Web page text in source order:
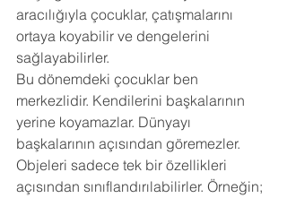
aracılığıyla çocuklar, çatışmalarını
ortaya koyabilir ve dengelerini
sağlayabilirler.
Bu dönemdeki çocuklar ben
merkezlidir. Kendilerini başkalarının
yerine koyamazlar. Dünyayı
başkalarının açısından göremezler.
Objeleri sadece tek bir özellikleri
açısından sınıflandırılabilirler. Örneğin;